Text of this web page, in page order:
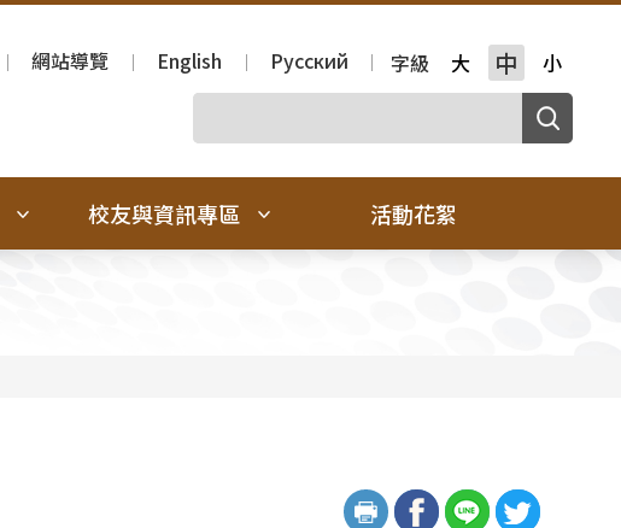
網站導覽 English Русский 字級 大 中 小
校友與資訊專區 活動花絮